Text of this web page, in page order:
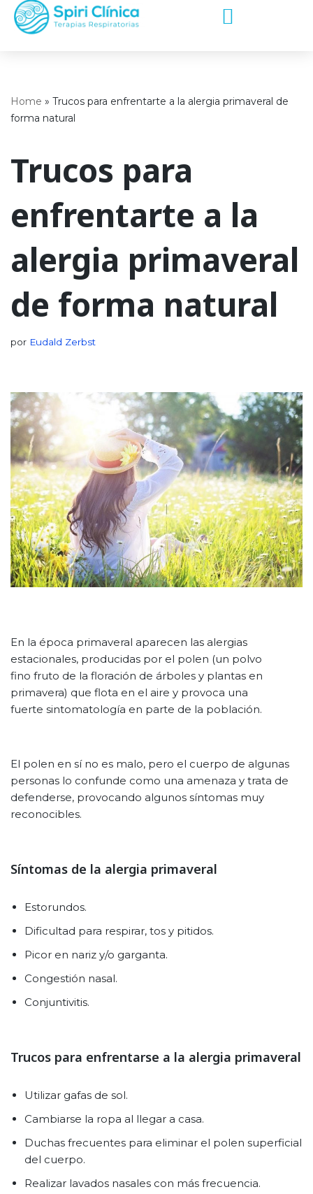
Saltar
Home » Trucos para enfrentarte a la alergia primaveral de
forma natural
Trucos para
enfrentarte a la
alergia primaveral
de forma natural
por Eudald Zerbst
En la época primaveral aparecen las alergias
estacionales, producidas por el polen (un polvo
fino fruto de la floración de árboles y plantas en
primavera) que flota en el aire y provoca una
fuerte sintomatología en parte de la población.
El polen en sí no es malo, pero el cuerpo de algunas
personas lo confunde como una amenaza y trata de
defenderse, provocando algunos síntomas muy
reconocibles.
Síntomas de la alergia primaveral
Estorundos.
Dificultad para respirar, tos y pitidos.
Picor en nariz y/o garganta.
Congestión nasal.
Conjuntivitis.
Trucos para enfrentarse a la alergia primaveral
Utilizar gafas de sol.
Cambiarse la ropa al llegar a casa.
Duchas frecuentes para eliminar el polen superficial
del cuerpo.
Realizar lavados nasales con más frecuencia.